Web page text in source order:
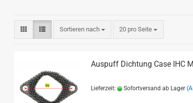
Sortieren nach 20 pro Seite
Auspuff Dichtung Case IHC
Lieferzeit: Sofortversand ab Lager